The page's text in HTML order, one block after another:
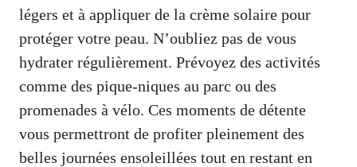
légers et à appliquer de la crème solaire pour
protéger votre peau. N’oubliez pas de vous
hydrater régulièrement. Prévoyez des activités
comme des pique-niques au parc ou des
promenades à vélo. Ces moments de détente
vous permettront de profiter pleinement des
belles journées ensoleillées tout en restant en